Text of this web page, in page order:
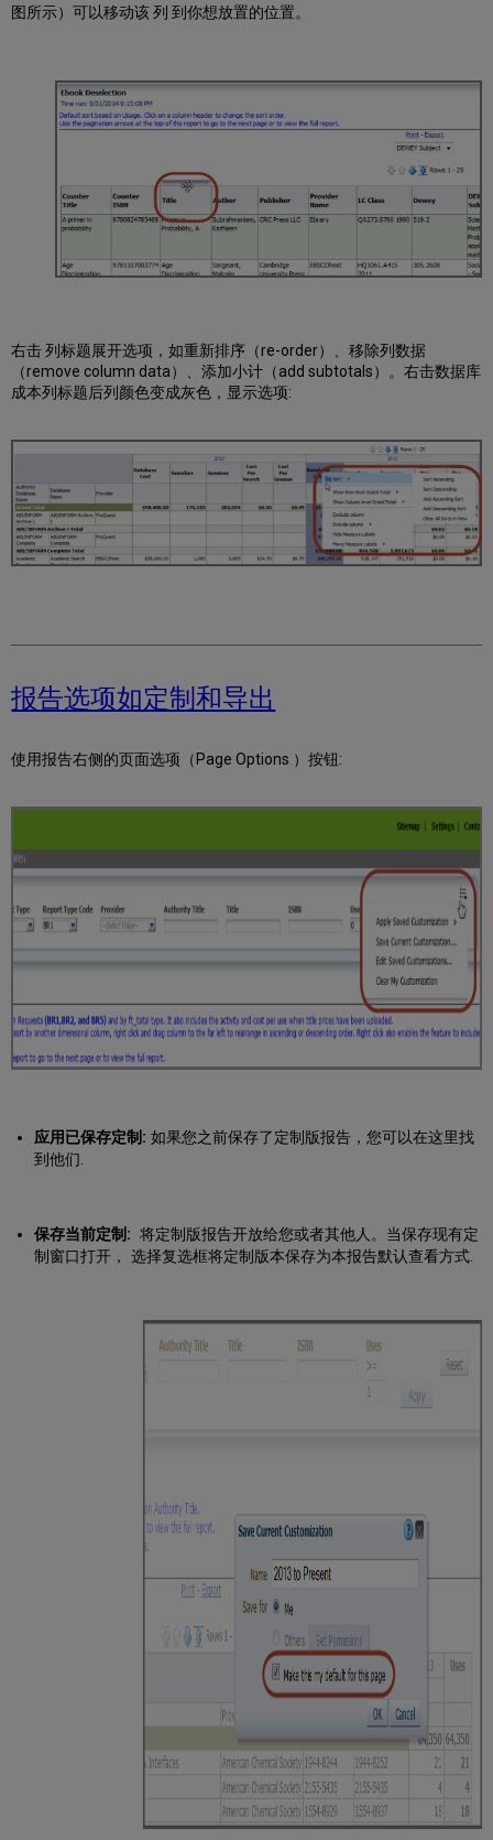
图所示）可以移动该 列 到你想放置的位置。
右击 列标题展开选项，如重新排序（re-order）、移除列数据
（remove column data）、添加小计（add subtotals）。右击数据库
成本列标题后列颜色变成灰色，显示选项:
报告选项如定制和导出
使用报告右侧的页面选项（Page Options ）按钮:
应用已保存定制: 如果您之前保存了定制版报告，您可以在这里找
到他们.
保存当前定制: 将定制版报告开放给您或者其他人。当保存现有定
制窗口打开， 选择复选框将定制版本保存为本报告默认查看方式.